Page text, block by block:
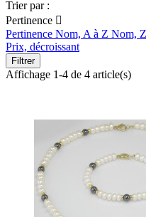
Trier par :
Pertinence 
Pertinence Nom, A à Z Nom,
Prix, décroissant
Filtrer
Affichage 1-4 de 4 article(s)